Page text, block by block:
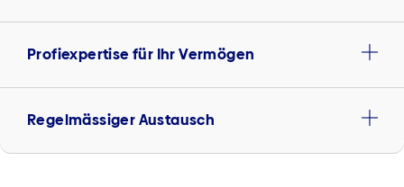
Profiexpertise für Ihr Vermögen
Regelmässiger Austausch